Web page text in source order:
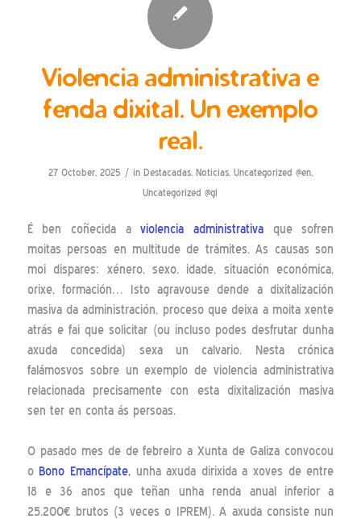
Violencia administrativa e
fenda dixital. Un exemplo
real.
27 October, 2025 / in Destacadas, Noticias, Uncategorized @en,
Uncategorized @gl
É ben coñecida aviolencia administrativa que sofren
moitas persoas en multitude de trámites. As causas son
moi dispares: xénero, sexo, idade, situación económica,
orixe, formación… Isto agravouse dende a dixitalización
masiva da administración, proceso que deixa a moita xente
atrás e fai que solicitar (ou incluso podes desfrutar dunha
axuda concedida) sexa un calvario. Nesta crónica
falámosvos sobre un exemplo de violencia administrativa
relacionada precisamente con esta dixitalización masiva
sen ter en conta ás persoas.
O pasado mes de de febreiro a Xunta de Galiza convocou
o Bono Emancípate,unha axuda dirixida a xoves de entre
18 e 36 anos que teñan unha renda anual inferior a
25.200€ brutos (3 veces o IPREM). A axuda consiste nun